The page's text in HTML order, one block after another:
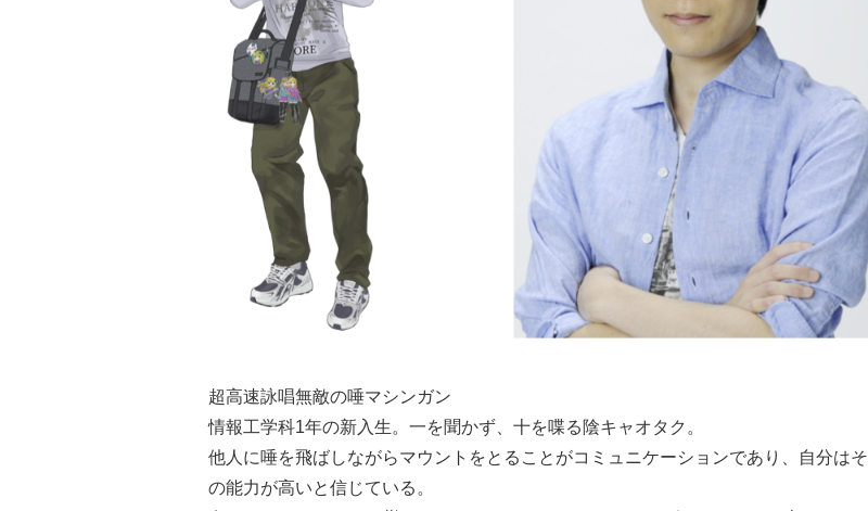
超高速詠唱無敵の唾マシンガン
情報工学科1年の新入生。一を聞かず、十を喋る陰キャオタク。
他人に唾を飛ばしながらマウントをとることがコミュニケーションであり、自分はそ
の能力が高いと信じている。